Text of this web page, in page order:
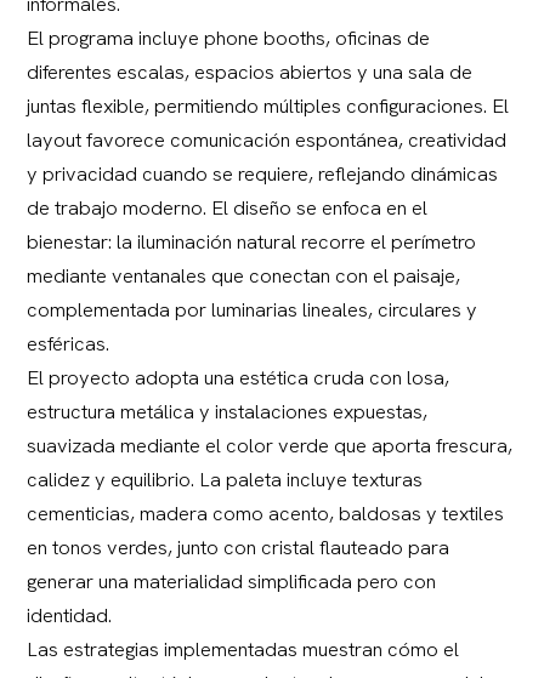
El programa incluye phone booths, oficinas de
diferentes escalas, espacios abiertos y una sala de
juntas flexible, permitiendo múltiples configuraciones. El
layout favorece comunicación espontánea, creatividad
y privacidad cuando se requiere, reflejando dinámicas
de trabajo moderno. El diseño se enfoca en el
bienestar: la iluminación natural recorre el perímetro
mediante ventanales que conectan con el paisaje,
complementada por luminarias lineales, circulares y
esféricas.
El proyecto adopta una estética cruda con losa,
estructura metálica y instalaciones expuestas,
suavizada mediante el color verde que aporta frescura,
calidez y equilibrio. La paleta incluye texturas
cementicias, madera como acento, baldosas y textiles
en tonos verdes, junto con cristal flauteado para
generar una materialidad simplificada pero con
identidad.
Las estrategias implementadas muestran cómo el